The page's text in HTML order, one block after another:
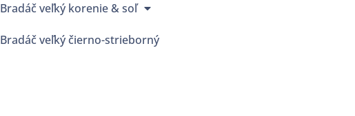
Bradáč veľký korenie & soľ
Bradáč veľký čierno-strieborný